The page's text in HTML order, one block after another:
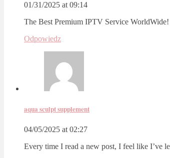
01/31/2025 at 09:14
The Best Premium IPTV Service WorldWide!
Odpowiedz
aqua sculpt supplement
04/05/2025 at 02:27
Every time I read a new post, I feel like I’ve